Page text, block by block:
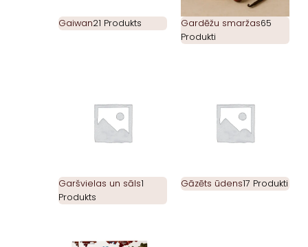
Gaiwan21 Produkts Gardēžu smaržas65
Produkti
Garšvielas un sāls1
Produkts
Gāzēts ūdens17 Produkti